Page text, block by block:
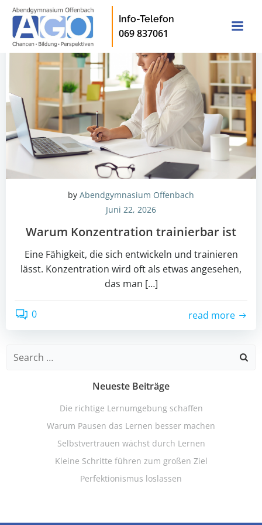
Inhalt
springen
Info-Telefon
069 837061
by Abendgymnasium Offenbach
Juni 22, 2026
Warum Konzentration trainierbar ist
Eine Fähigkeit, die sich entwickeln und trainieren
lässt. Konzentration wird oft als etwas angesehen,
das man […]
0 read more
Search
Neueste Beiträge
Die richtige Lernumgebung schaffen
Warum Pausen das Lernen besser machen
Selbstvertrauen wächst durch Lernen
Kleine Schritte führen zum großen Ziel
Perfektionismus loslassen